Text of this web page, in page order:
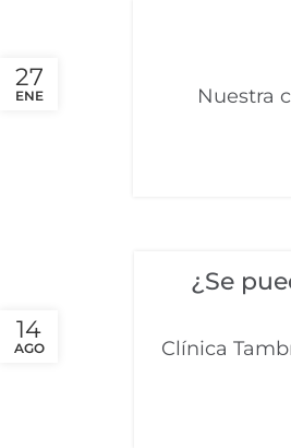
27
ENE
Nuestra
14
AGO
¿Se
Clínica